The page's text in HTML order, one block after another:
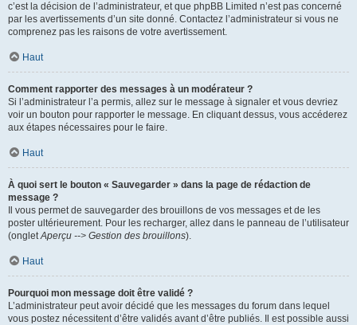
c’est la décision de l’administrateur, et que phpBB Limited n’est pas concerné
par les avertissements d’un site donné. Contactez l’administrateur si vous ne
comprenez pas les raisons de votre avertissement.
Haut
Comment rapporter des messages à un modérateur ?
Si l’administrateur l’a permis, allez sur le message à signaler et vous devriez
voir un bouton pour rapporter le message. En cliquant dessus, vous accéderez
aux étapes nécessaires pour le faire.
Haut
À quoi sert le bouton « Sauvegarder » dans la page de rédaction de
message ?
Il vous permet de sauvegarder des brouillons de vos messages et de les
poster ultérieurement. Pour les recharger, allez dans le panneau de l’utilisateur
(ongletAperçu --> Gestion des brouillons).
Haut
Pourquoi mon message doit être validé ?
L’administrateur peut avoir décidé que les messages du forum dans lequel
vous postez nécessitent d’être validés avant d’être publiés. Il est possible aussi